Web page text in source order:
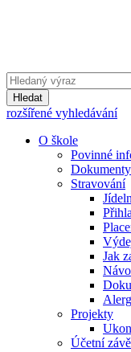
Hledat
rozšířené vyhledávání
O škole
Povinné
Stravování
Jak
Projekty
Účetní